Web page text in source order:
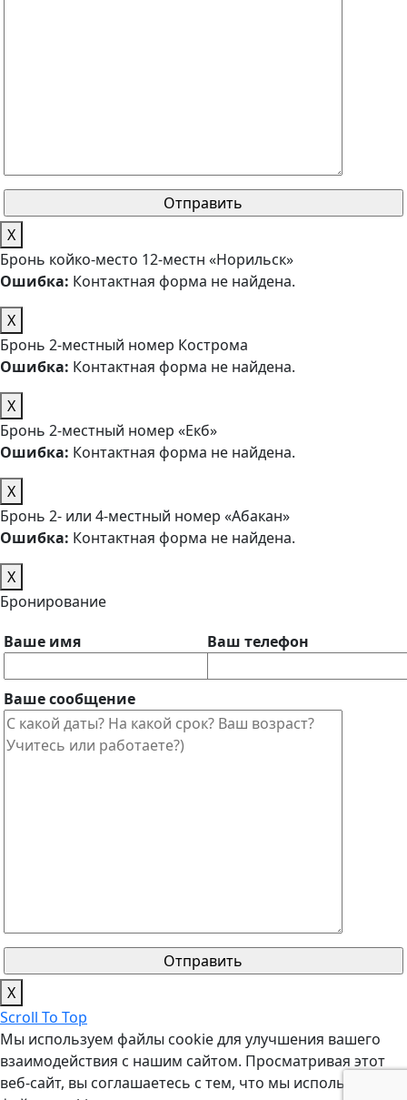
X
Бронь койко-место 12-местн «Норильск»
Ошибка: Контактная форма не найдена.
X
Бронь 2-местный номер Кострома
Ошибка: Контактная форма не найдена.
X
Бронь 2-местный номер «Екб»
Ошибка: Контактная форма не найдена.
X
Бронь 2- или 4-местный номер «Абакан»
Ошибка: Контактная форма не найдена.
X
Бронирование
Ваше имя Ваш телефон
Ваше сообщение
X
Scroll To Top
Мы используем файлы cookie для улучшения вашего
взаимодействия с нашим сайтом. Просматривая этот
веб-сайт, вы соглашаетесь с тем, что мы используем